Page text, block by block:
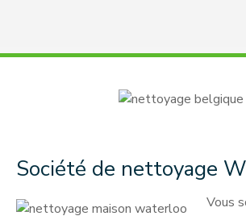
Société de nettoyage
Vous